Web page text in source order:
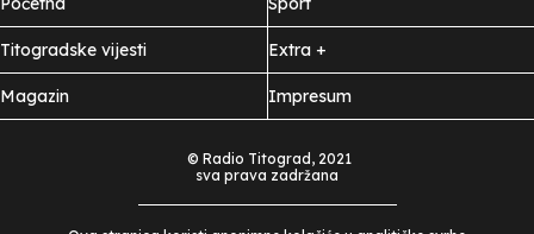
Titogradske vijesti
Magazin
Extra +
Impresum
© Radio Titograd, 2021
sva prava zadržana